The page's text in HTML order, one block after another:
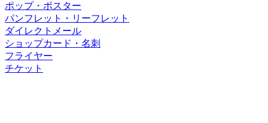
ポップ・ポスター
パンフレット・リーフレット
ダイレクトメール
ショップカード・名刺
フライヤー
チケット